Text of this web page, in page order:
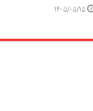
۱۴۰۵/۰۵/۱۵